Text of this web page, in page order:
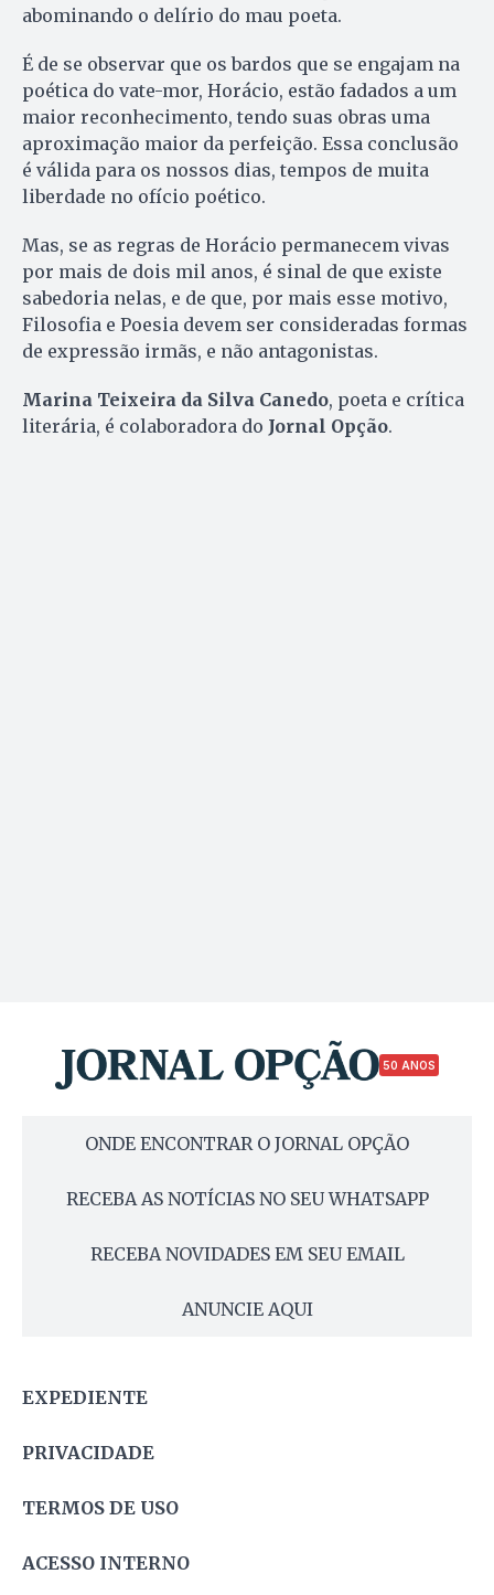
abominando o delírio do mau poeta.
É de se observar que os bardos que se engajam na
poética do vate-mor, Horácio, estão fadados a um
maior reconhecimento, tendo suas obras uma
aproximação maior da perfeição. Essa conclusão
é válida para os nossos dias, tempos de muita
liberdade no ofício poético.
Mas, se as regras de Horácio permanecem vivas
por mais de dois mil anos, é sinal de que existe
sabedoria nelas, e de que, por mais esse motivo,
Filosofia e Poesia devem ser consideradas formas
de expressão irmãs, e não antagonistas.
Marina Teixeira da Silva Canedo, poeta e crítica
literária, é colaboradora do Jornal Opção.
50 ANOS
ONDE ENCONTRAR O JORNAL OPÇÃO
RECEBA AS NOTÍCIAS NO SEU WHATSAPP
RECEBA NOVIDADES EM SEU EMAIL
ANUNCIE AQUI
EXPEDIENTE
PRIVACIDADE
TERMOS DE USO
ACESSO INTERNO